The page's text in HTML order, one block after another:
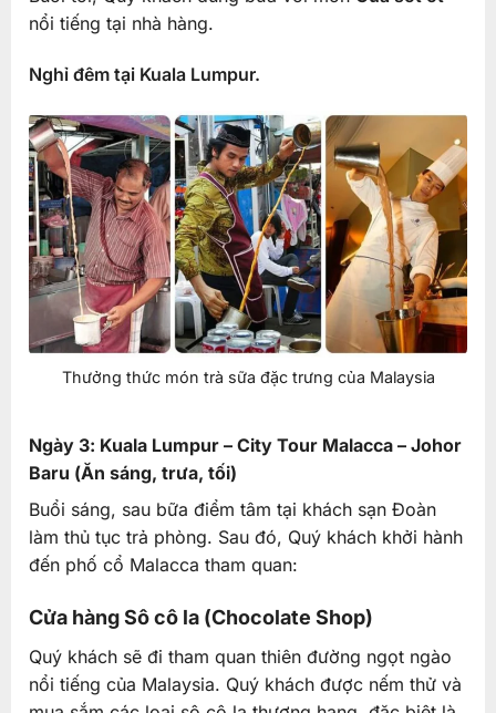
nổi tiếng tại nhà hàng.
Nghỉ đêm tại Kuala Lumpur.
Thưởng thức món trà sữa đặc trưng của Malaysia
Ngày 3: Kuala Lumpur – City Tour Malacca – Johor
Baru (Ăn sáng, trưa, tối)
Buổi sáng, sau bữa điểm tâm tại khách sạn Đoàn
làm thủ tục trả phòng. Sau đó, Quý khách khởi hành
đến phố cổ Malacca tham quan:
Cửa hàng Sô cô la (Chocolate Shop)
Quý khách sẽ đi tham quan thiên đường ngọt ngào
nổi tiếng của Malaysia. Quý khách được nếm thử và